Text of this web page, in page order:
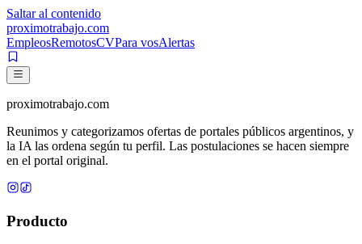
Saltar al contenido
proximotrabajo.com
EmpleosRemotosCVPara vosAlertas
proximotrabajo.com
Reunimos y categorizamos ofertas de portales públicos argentinos, y
la IA las ordena según tu perfil. Las postulaciones se hacen siempre
en el portal original.
Producto